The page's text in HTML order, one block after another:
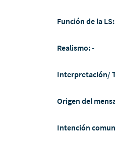
Función de la LS:
Realismo:-
Interpretación/
Origen del
Intención